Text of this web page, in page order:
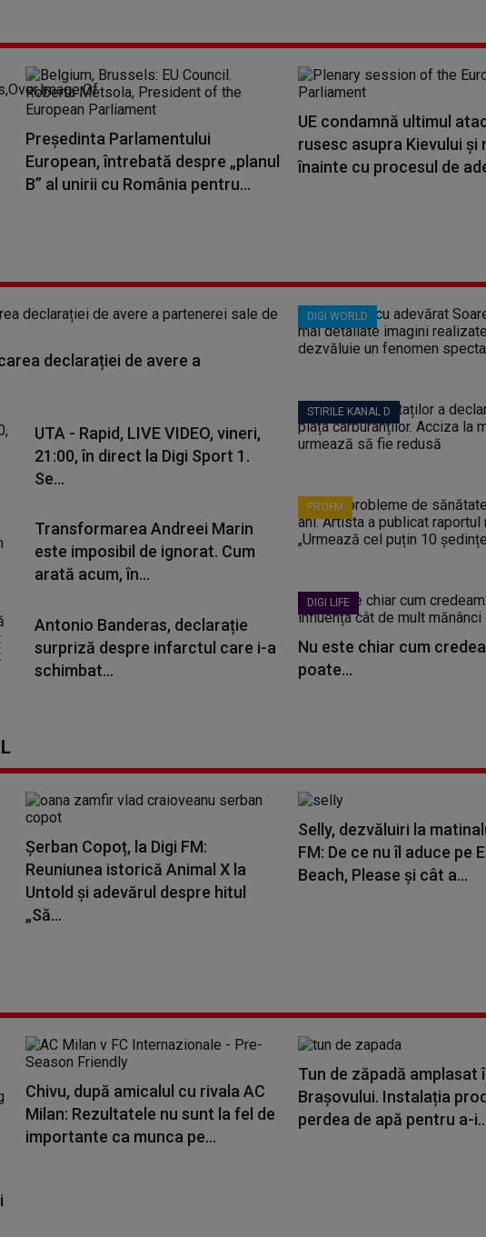
Preşedinta Parlamentului
European, întrebată despre „planul
B” al unirii cu România pentru...
UE condamnă ultimul
rusesc asupra Kievului şi
înainte cu procesul de
declarației de avere a
UTA - Rapid, LIVE VIDEO, vineri,
21:00, în direct la Digi Sport 1.
Se...
Transformarea Andreei Marin
este imposibil de ignorat. Cum
arată acum, în...
Antonio Banderas, declarație
surpriză despre infarctul care i-a
schimbat...
DIGI WORLD
STIRILE KANAL D
PROFM
DIGI LIFE
Nu este chiar cum
poate...
Șerban Copoț, la Digi FM:
Reuniunea istorică Animal X la
Untold și adevărul despre hitul
„Să...
Selly, dezvăluiri la
FM: De ce nu îl aduce pe
Beach, Please și cât a...
Chivu, după amicalul cu rivala AC
Milan: Rezultatele nu sunt la fel de
importante ca munca pe...
Tun de zăpadă amplasat
Brașovului. Instalația
perdea de apă pentru a-